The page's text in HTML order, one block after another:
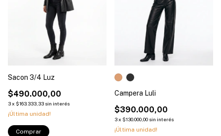
Sacon 3/4 Luz
$490.000,00
3x $163.333,33 sin interés
¡Última unidad!
Comprar
Campera Luli
$390.000,00
3x $130.000,00 sin interés
¡Última unidad!